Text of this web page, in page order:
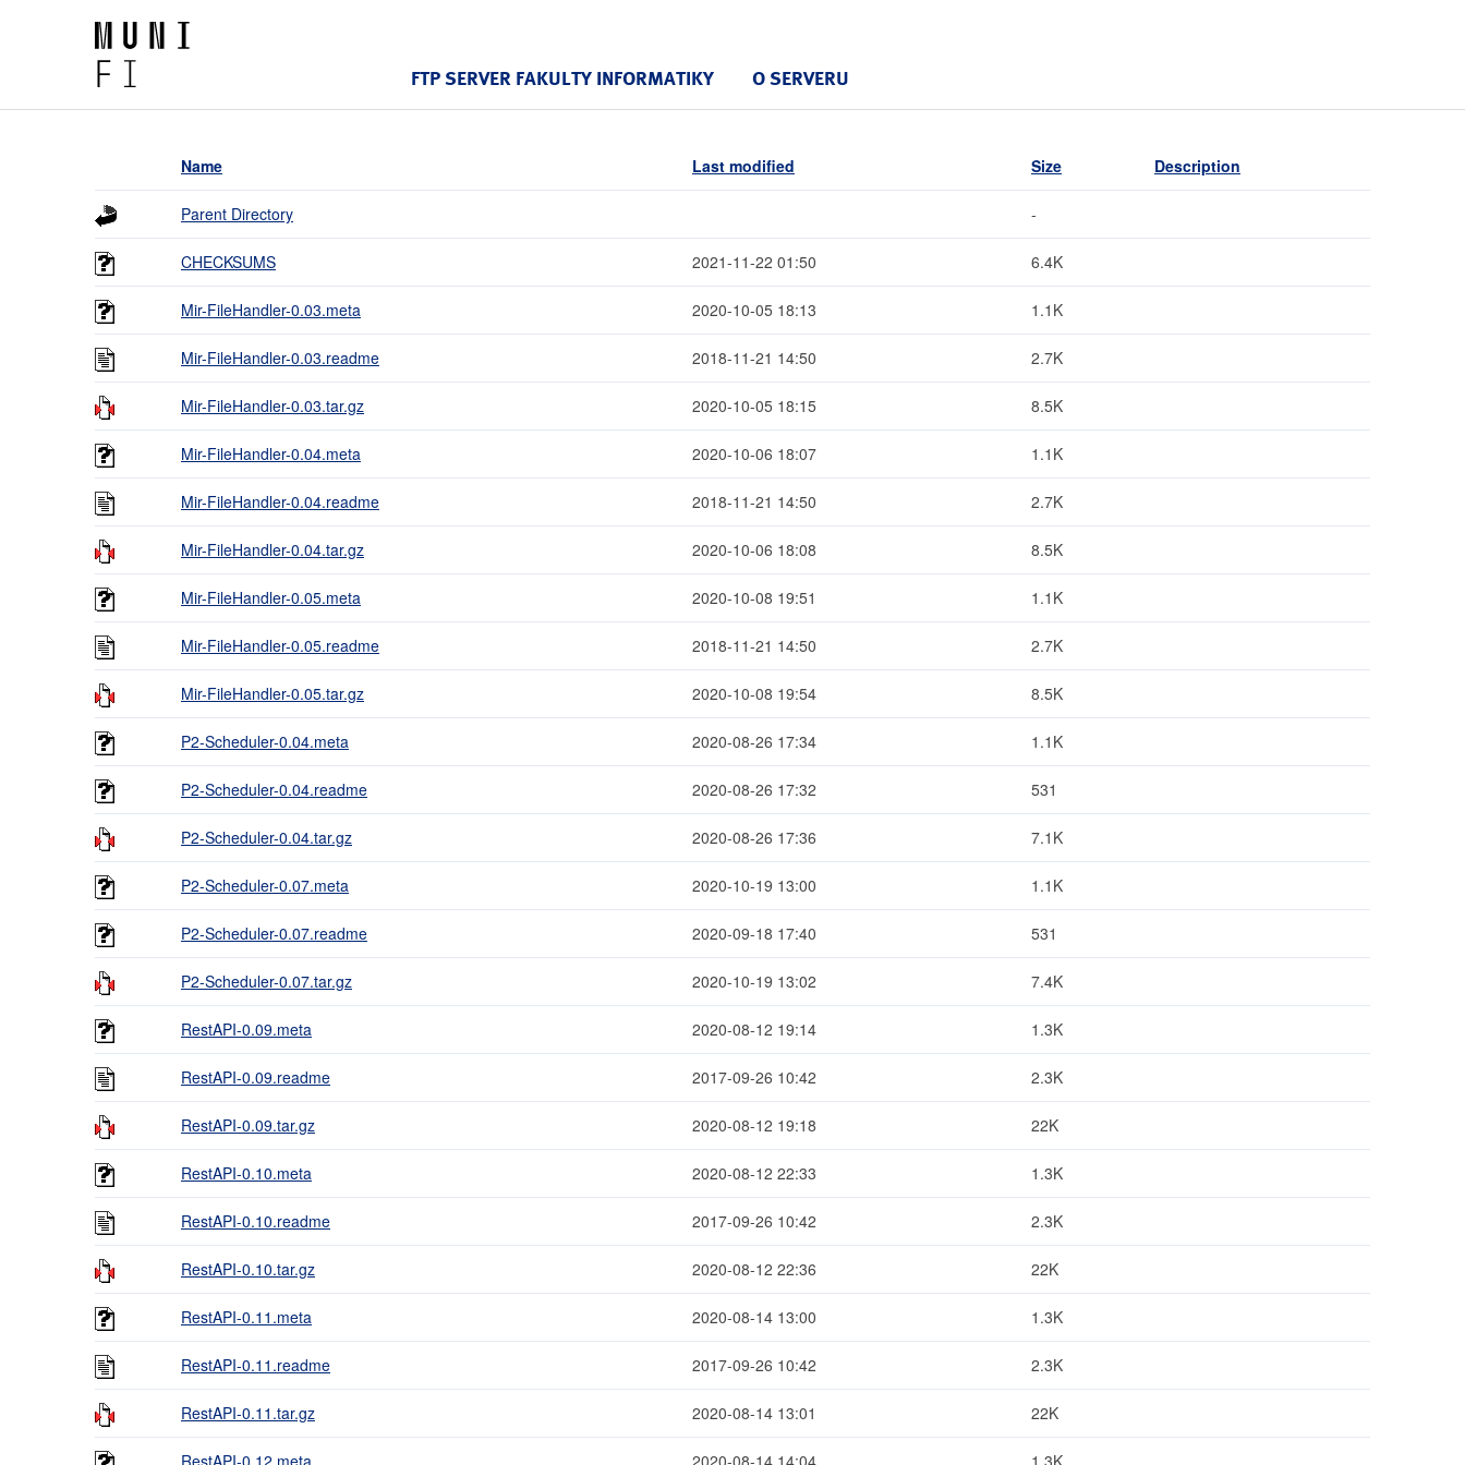
FTP SERVER FAKULTY INFORMATIKY O SERVERU
Name Last modified Size Description
Parent Directory -
CHECKSUMS 2021-11-22 01:50 6.4K
Mir-FileHandler-0.03.meta 2020-10-05 18:13 1.1K
Mir-FileHandler-0.03.readme 2018-11-21 14:50 2.7K
Mir-FileHandler-0.03.tar.gz 2020-10-05 18:15 8.5K
Mir-FileHandler-0.04.meta 2020-10-06 18:07 1.1K
Mir-FileHandler-0.04.readme 2018-11-21 14:50 2.7K
Mir-FileHandler-0.04.tar.gz 2020-10-06 18:08 8.5K
Mir-FileHandler-0.05.meta 2020-10-08 19:51 1.1K
Mir-FileHandler-0.05.readme 2018-11-21 14:50 2.7K
Mir-FileHandler-0.05.tar.gz 2020-10-08 19:54 8.5K
P2-Scheduler-0.04.meta 2020-08-26 17:34 1.1K
P2-Scheduler-0.04.readme 2020-08-26 17:32 531
P2-Scheduler-0.04.tar.gz 2020-08-26 17:36 7.1K
P2-Scheduler-0.07.meta 2020-10-19 13:00 1.1K
P2-Scheduler-0.07.readme 2020-09-18 17:40 531
P2-Scheduler-0.07.tar.gz 2020-10-19 13:02 7.4K
RestAPI-0.09.meta 2020-08-12 19:14 1.3K
RestAPI-0.09.readme 2017-09-26 10:42 2.3K
RestAPI-0.09.tar.gz 2020-08-12 19:18 22K
RestAPI-0.10.meta 2020-08-12 22:33 1.3K
RestAPI-0.10.readme 2017-09-26 10:42 2.3K
RestAPI-0.10.tar.gz 2020-08-12 22:36 22K
RestAPI-0.11.meta 2020-08-14 13:00 1.3K
RestAPI-0.11.readme 2017-09-26 10:42 2.3K
RestAPI-0.11.tar.gz 2020-08-14 13:01 22K
RestAPI-0.12.meta 2020-08-14 14:04 1.3K